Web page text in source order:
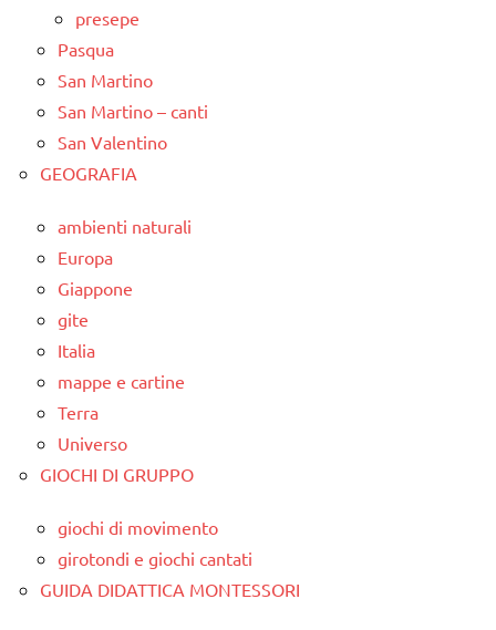
presepe
Pasqua
San Martino
San Martino – canti
San Valentino
GEOGRAFIA
ambienti naturali
Europa
Giappone
gite
Italia
mappe e cartine
Terra
Universo
GIOCHI DI GRUPPO
giochi di movimento
girotondi e giochi cantati
GUIDA DIDATTICA MONTESSORI